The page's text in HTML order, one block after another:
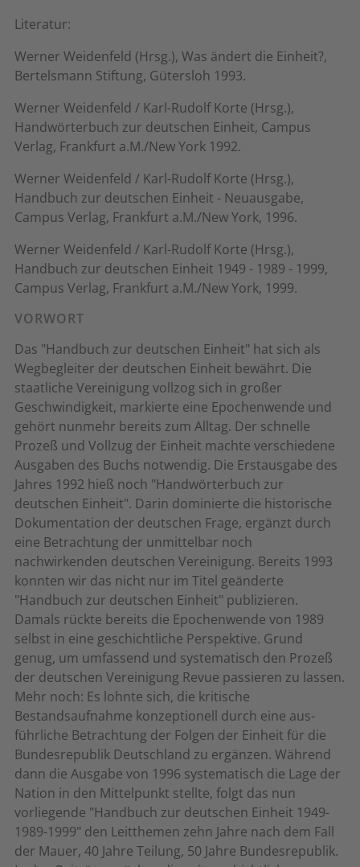
Literatur:
Werner Weidenfeld (Hrsg.), Was ändert die Einheit?,
Bertelsmann Stiftung, Gütersloh 1993.
Werner Weidenfeld / Karl-Rudolf Korte (Hrsg.),
Handwörterbuch zur deutschen Einheit, Campus
Verlag, Frankfurt a.M./New York 1992.
Werner Weidenfeld / Karl-Rudolf Korte (Hrsg.),
Handbuch zur deutschen Einheit - Neuausgabe,
Campus Verlag, Frankfurt a.M./New York, 1996.
Werner Weidenfeld / Karl-Rudolf Korte (Hrsg.),
Handbuch zur deutschen Einheit 1949 - 1989 - 1999,
Campus Verlag, Frankfurt a.M./New York, 1999.
VORWORT
Das "Handbuch zur deutschen Einheit" hat sich als
Wegbegleiter der deutschen Einheit bewährt. Die
staatliche Vereinigung vollzog sich in großer
Geschwindigkeit, markierte eine Epochenwende und
gehört nunmehr bereits zum Alltag. Der schnelle
Prozeß und Vollzug der Einheit machte verschiedene
Ausgaben des Buchs notwendig. Die Erstausgabe des
Jahres 1992 hieß noch "Handwörterbuch zur
deutschen Einheit". Darin dominierte die historische
Dokumentation der deutschen Frage, ergänzt durch
eine Betrachtung der unmittelbar noch
nachwirkenden deutschen Vereinigung. Bereits 1993
konnten wir das nicht nur im Titel geänderte
"Handbuch zur deutschen Einheit" publizieren.
Damals rückte bereits die Epochenwende von 1989
selbst in eine geschichtliche Perspektive. Grund
genug, um umfassend und systematisch den Prozeß
der deutschen Vereinigung Revue passieren zu lassen.
Mehr noch: Es lohnte sich, die kritische
Bestandsaufnahme konzeptionell durch eine aus-
führliche Betrachtung der Folgen der Einheit für die
Bundesrepublik Deutschland zu ergänzen. Während
dann die Ausgabe von 1996 systematisch die Lage der
Nation in den Mittelpunkt stellte, folgt das nun
vorliegende "Handbuch zur deutschen Einheit 1949-
1989-1999" den Leitthemen zehn Jahre nach dem Fall
der Mauer, 40 Jahre Teilung, 50 Jahre Bundesrepublik.